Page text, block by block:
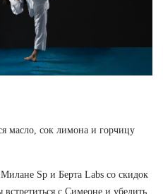
масло, сок лимона и горчицу
Sp и Берта Labs со скидок
с Симеоне и убедить